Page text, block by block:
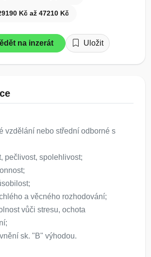
Kč až 47210 Kč
na inzerát Uložit
vzdělání nebo střední odborné s
pečlivost, spolehlivost;
a věcného rozhodování;
vůči stresu, ochota
sk. "B" výhodou.